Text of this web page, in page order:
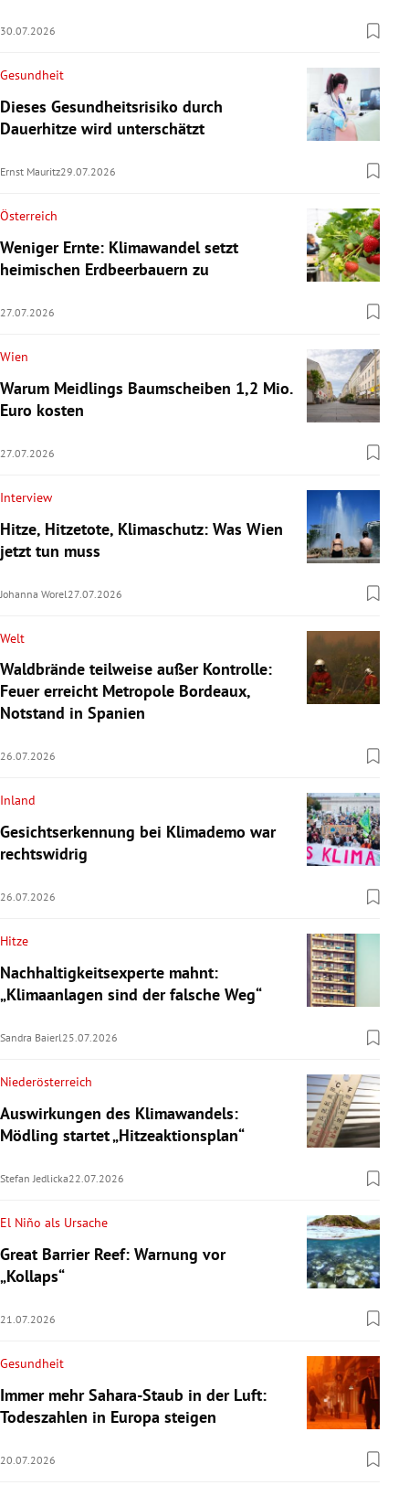
30.07.2026
Gesundheit
Dieses Gesundheitsrisiko durch
Dauerhitze wird unterschätzt
Ernst Mauritz29.07.2026
Österreich
Weniger Ernte: Klimawandel setzt
heimischen Erdbeerbauern zu
27.07.2026
Wien
Warum Meidlings Baumscheiben 1,2 Mio.
Euro kosten
27.07.2026
Interview
Hitze, Hitzetote, Klimaschutz: Was Wien
jetzt tun muss
Johanna Worel 27.07.2026
Welt
Waldbrände teilweise außer Kontrolle:
Feuer erreicht Metropole Bordeaux,
Notstand in Spanien
26.07.2026
Inland
Gesichtserkennung bei Klimademo war
rechtswidrig
26.07.2026
Hitze
Nachhaltigkeitsexperte mahnt:
„Klimaanlagen sind der falsche Weg“
Sandra Baierl25.07.2026
Niederösterreich
Auswirkungen des Klimawandels:
Mödling startet „Hitzeaktionsplan“
Stefan Jedlicka22.07.2026
El Niño als Ursache
Great Barrier Reef: Warnung vor
„Kollaps“
21.07.2026
Gesundheit
Immer mehr Sahara-Staub in der Luft:
Todeszahlen in Europa steigen
20.07.2026